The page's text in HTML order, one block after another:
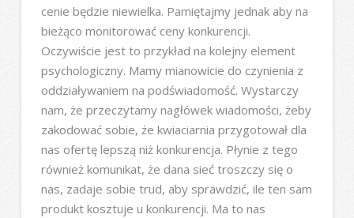
cenie będzie niewielka. Pamiętajmy jednak aby na
bieżąco monitorować ceny konkurencji.
Oczywiście jest to przykład na kolejny element
psychologiczny. Mamy mianowicie do czynienia z
oddziaływaniem na podświadomość. Wystarczy
nam, że przeczytamy nagłówek wiadomości, żeby
zakodować sobie, że kwiaciarnia przygotował dla
nas ofertę lepszą niż konkurencja. Płynie z tego
również komunikat, że dana sieć troszczy się o
nas, zadaje sobie trud, aby sprawdzić, ile ten sam
produkt kosztuje u konkurencji. Ma to nas